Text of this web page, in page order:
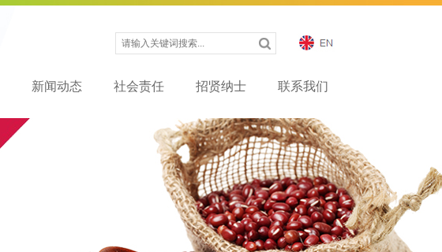
新闻动态 社会责任 招贤纳士 联系我们